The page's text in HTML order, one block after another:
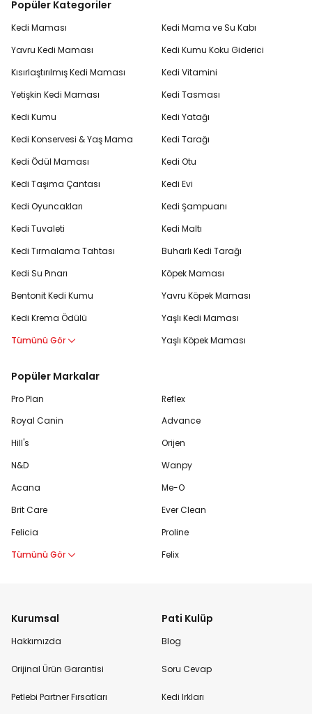
Popüler Kategoriler
Kedi Maması
Yavru Kedi Maması
Kısırlaştırılmış Kedi Maması
Yetişkin Kedi Maması
Kedi Kumu
Kedi Konservesi & Yaş Mama
Kedi Ödül Maması
Kedi Taşıma Çantası
Kedi Oyuncakları
Kedi Tuvaleti
Kedi Tırmalama Tahtası
Kedi Su Pınarı
Bentonit Kedi Kumu
Kedi Krema Ödülü
Tümünü Gör
Kedi Mama ve Su Kabı
Kedi Kumu Koku Giderici
Kedi Vitamini
Kedi Tasması
Kedi Yatağı
Kedi Tarağı
Kedi Otu
Kedi Evi
Kedi Şampuanı
Kedi Maltı
Buharlı Kedi Tarağı
Köpek Maması
Yavru Köpek Maması
Yaşlı Kedi Maması
Yaşlı Köpek Maması
Popüler Markalar
Pro Plan
Royal Canin
Hill's
N&D
Acana
Brit Care
Felicia
Tümünü Gör
Reflex
Advance
Orijen
Wanpy
Me-O
Ever Clean
Proline
Felix
Kurumsal
Hakkımızda
Orijinal Ürün Garantisi
Petlebi Partner Fırsatları
Pati Kulüp
Blog
Soru Cevap
Kedi Irkları